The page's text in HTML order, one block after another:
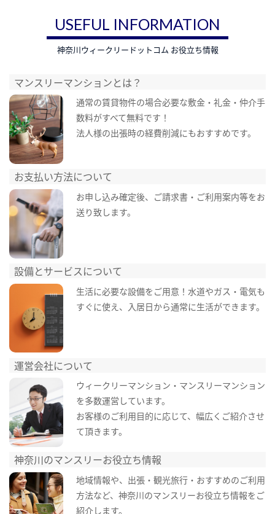
USEFUL INFORMATION
神奈川ウィークリードットコム お役立ち情報
マンスリーマンションとは？
通常の賃貸物件の場合必要な敷金・礼金・仲介手
数料がすべて無料です！
法人様の出張時の経費削減にもおすすめです。
お支払い方法について
お申し込み確定後、ご請求書・ご利用案内等をお
送り致します。
設備とサービスについて
生活に必要な設備をご用意！水道やガス・電気も
すぐに使え、入居日から通常に生活ができます。
運営会社について
ウィークリーマンション・マンスリーマンション
を多数運営しています。
お客様のご利用目的に応じて、幅広くご紹介させ
て頂きます。
神奈川のマンスリーお役立ち情報
地域情報や、出張・観光旅行・おすすめのご利用
方法など、神奈川のマンスリーお役立ち情報をご
紹介します。